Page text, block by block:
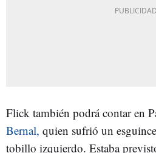
Flick también podrá contar en
Bernal, quien sufrió un
tobillo izquierdo. Estaba